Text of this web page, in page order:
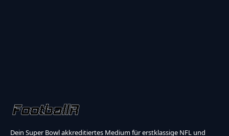
Dein Super Bowl akkreditiertes Medium für erstklassige NFL und